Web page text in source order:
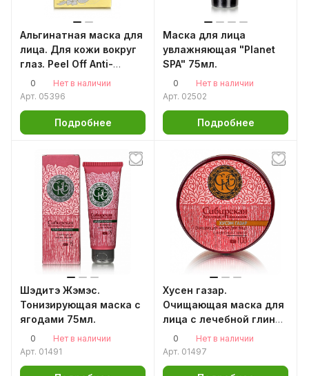
Альгинатная маска для
лица. Для кожи вокруг
глаз. Peel Off Anti-
ageing Mask
150мл/50гр. Аромаджик
0
Нет в наличии
Арт. 05396
Подробнее
Маска для лица
увлажняющая "Planet
SPA" 75мл.
0
Нет в наличии
Арт. 02502
Подробнее
Шэдитэ Жэмэс.
Тонизирующая маска с
ягодами 75мл.
0
Нет в наличии
Арт. 01491
Хусен газар.
Очищающая маска для
лица с лечебной глиной
100мл.
0
Нет в наличии
Арт. 01497